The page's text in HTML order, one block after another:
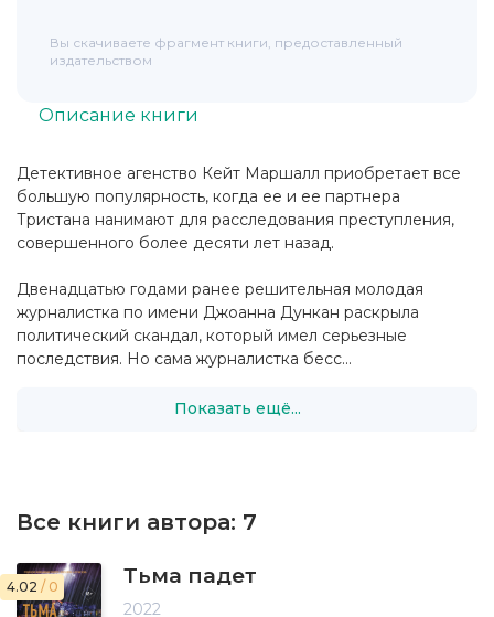
Детективное агенство Кейт Маршалл приобретает все
большую популярность, когда ее и ее партнера
Тристана нанимают для расследования преступления,
совершенного более десяти лет назад.
Двенадцатью годами ранее решительная молодая
журналистка по имени Джоанна Дункан раскрыла
политический скандал, который имел серьезные
последствия. Но сама журналистка бесс...
Показать ещё...
Описание книги
Все книги автора: 7
4.02 / 0 Тьма падет
2022
Вы скачиваете фрагмент книги, предоставленный
издательством